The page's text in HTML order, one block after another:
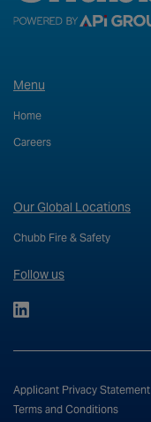
Menu
Home
Careers
Follow us
Our Global Locations
Chubb Fire & Safety
Applicant Privacy Statement
Terms and Conditions